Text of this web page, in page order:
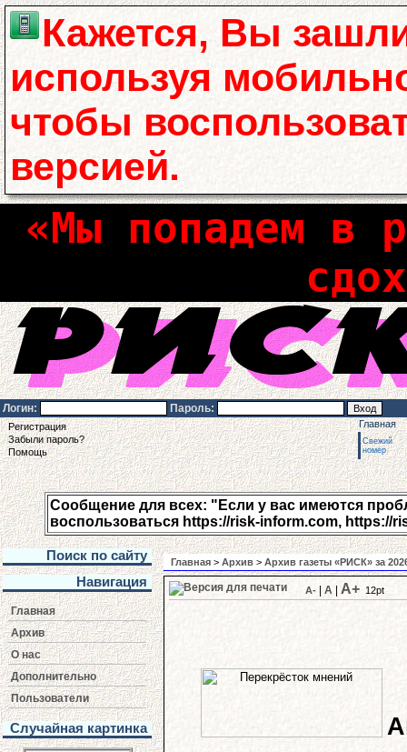
Кажется, Вы
используя
чтобы
версией.
«Мы попадем в
Логин: Пароль:
Регистрация
Забыли пароль?
Помощь
Главная
Свежий
номер
Сообщение для всех: "Если у вас имеются
воспользоваться https://risk-inform.com,
Поиск по сайту
Навигация
Главная
Архив
О нас
Дополнительно
Пользователи
Случайная картинка
Главная > Архив > Архив газеты «РИСК» за
A- A A+ 12pt